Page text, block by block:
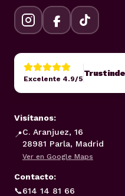
Excelente 4.9/5
Visítanos:
📍C. Aranjuez, 16
28981 Parla, Madrid
Ver en Google Maps
Contacto:
📞614 14 81 66